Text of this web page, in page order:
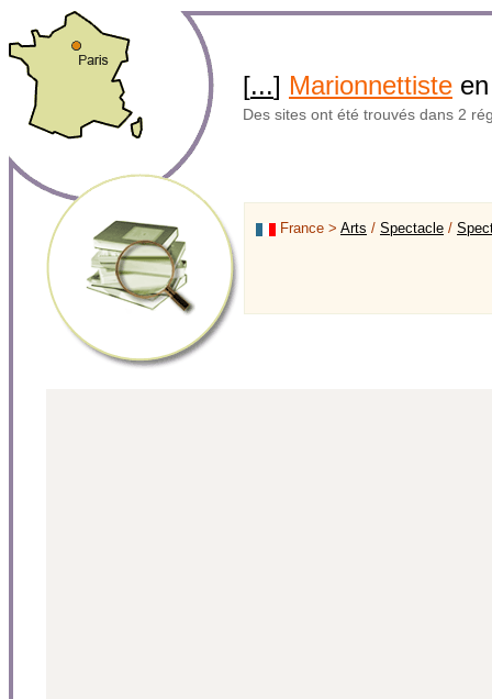
[...] Marionnettiste
Des sites ont été trouvés dans 2
France > Arts / Spectacle /